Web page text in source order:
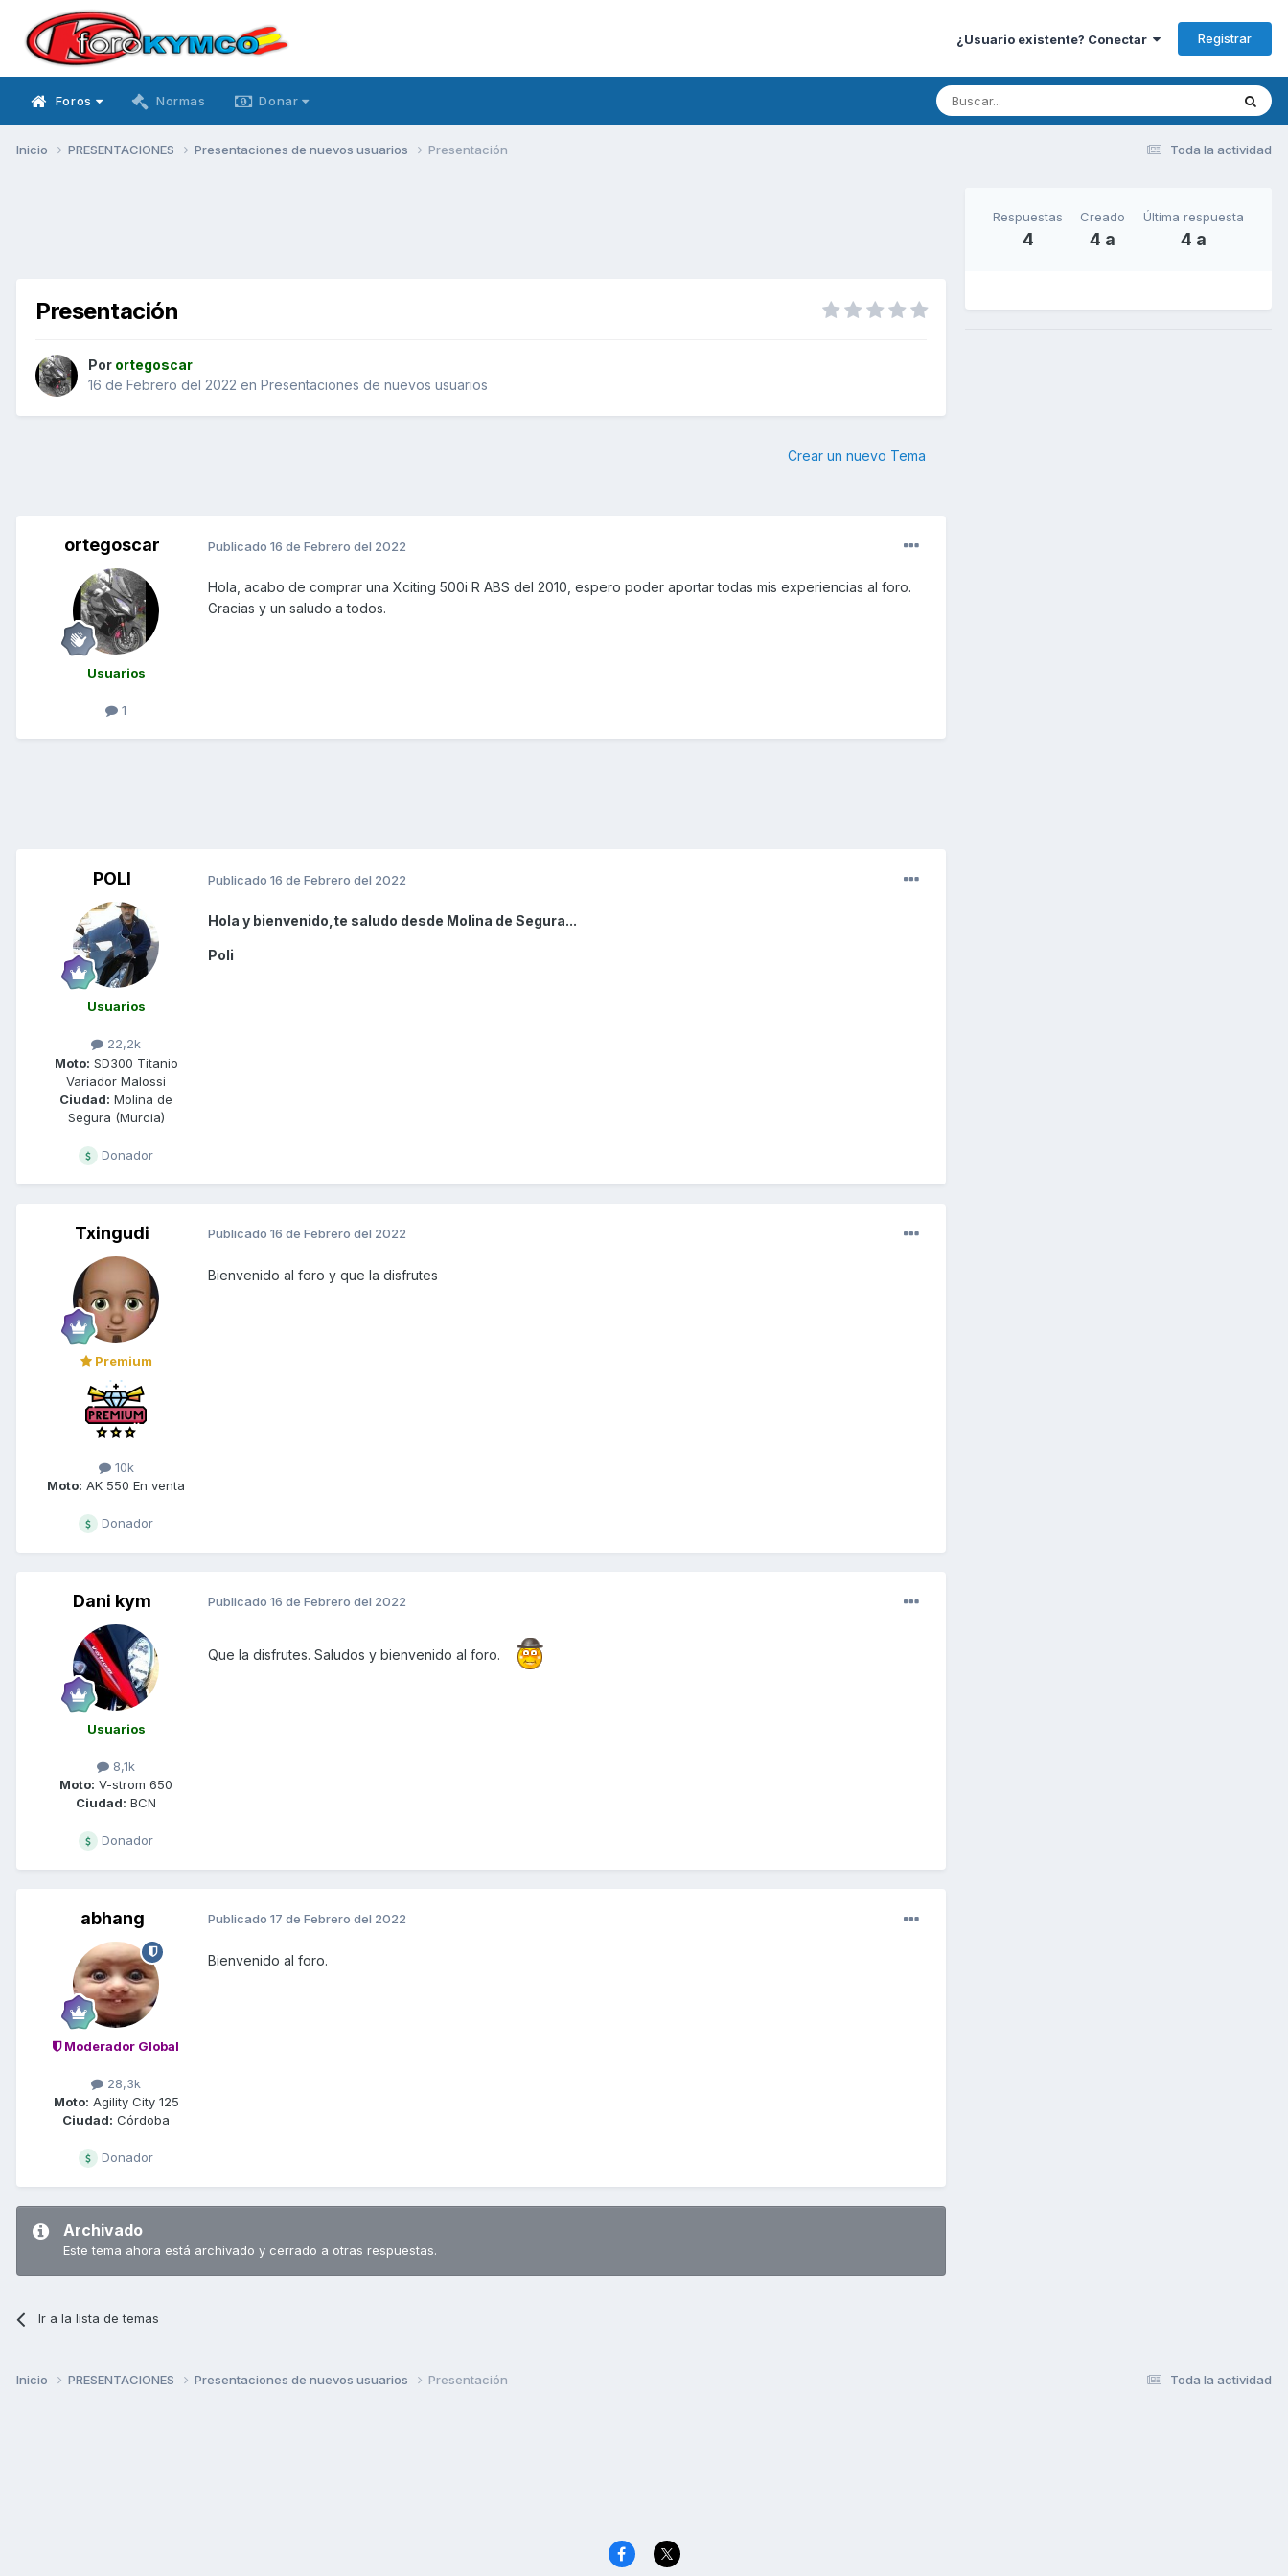
¿Usuario existente? Conectar Registrar
Foros Normas Donar
Toda la actividad
Inicio PRESENTACIONES Presentaciones de nuevos usuarios Presentación
Presentación
Por ortegoscar
16 de Febrero del 2022 en Presentaciones de nuevos usuarios
Crear un nuevo Tema
ortegoscar
Usuarios
1
Publicado 16 de Febrero del 2022
Hola, acabo de comprar una Xciting 500i R ABS del 2010, espero poder aportar todas mis experiencias al foro.
Gracias y un saludo a todos.
POLI
Usuarios
22,2k
Moto: SD300 Titanio
Variador Malossi
Ciudad: Molina de
Segura (Murcia)
Donador
Publicado 16 de Febrero del 2022
Hola y bienvenido,te saludo desde Molina de Segura...
Poli
Txingudi
Premium
10k
Moto: AK 550 En venta
Donador
Publicado 16 de Febrero del 2022
Bienvenido al foro y que la disfrutes
Dani kym
Usuarios
8,1k
Moto: V-strom 650
Ciudad: BCN
Donador
Publicado 16 de Febrero del 2022
Que la disfrutes. Saludos y bienvenido al foro.
abhang
Moderador Global
28,3k
Moto: Agility City 125
Ciudad: Córdoba
Donador
Publicado 17 de Febrero del 2022
Bienvenido al foro.
Archivado
Este tema ahora está archivado y cerrado a otras respuestas.
Ir a la lista de temas
Respuestas
4
Creado
4 a
Última respuesta
4 a
Toda la actividad
Inicio PRESENTACIONES Presentaciones de nuevos usuarios Presentación